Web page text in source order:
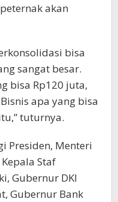
akan
bisa
sangat besar.
bisa Rp120 juta,
apa yang bisa
tuturnya.
Presiden, Menteri
Staf
Gubernur DKI
Gubernur Bank